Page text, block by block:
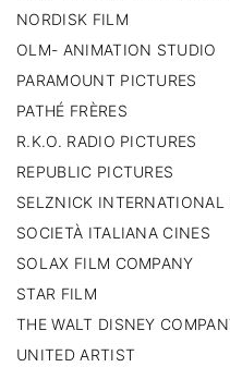
NORDISK FILM
OLM- ANIMATION STUDIO
PARAMOUNT PICTURES
PATHÉ FRÈRES
R.K.O. RADIO PICTURES
REPUBLIC PICTURES
SELZNICK INTERNATIONAL
SOCIETÀ ITALIANA CINES
SOLAX FILM COMPANY
STAR FILM
THE WALT DISNEY
UNITED ARTIST